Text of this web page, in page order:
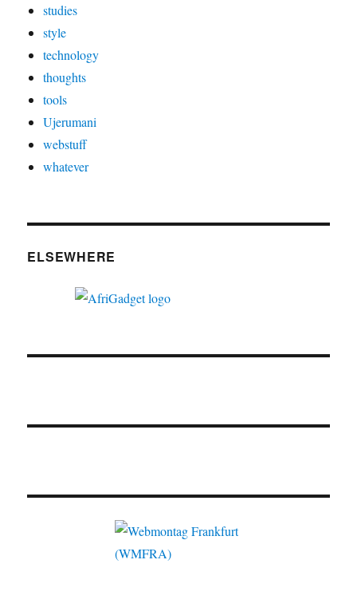
studies
style
technology
thoughts
tools
Ujerumani
webstuff
whatever
ELSEWHERE